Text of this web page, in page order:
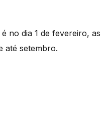
no dia 1 de fevereiro, as
até setembro.